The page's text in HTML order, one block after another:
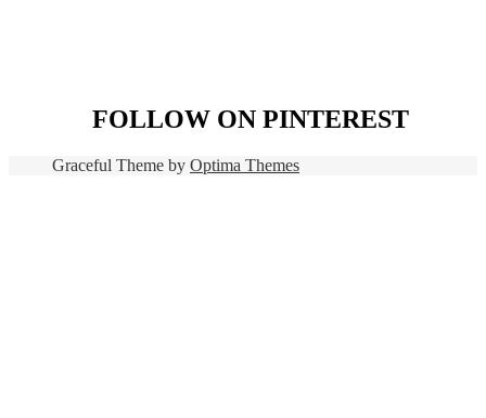
FOLLOW ON PINTEREST
Graceful Theme by Optima Themes